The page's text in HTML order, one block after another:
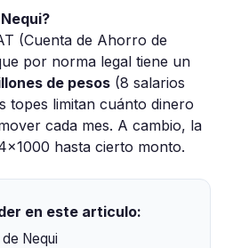
(Cuenta de Ahorro de
por norma legal tiene un
de pesos (8 salarios
topes limitan cuánto dinero
cada mes. A cambio, la
hasta cierto monto.
en este articulo:
Nequi